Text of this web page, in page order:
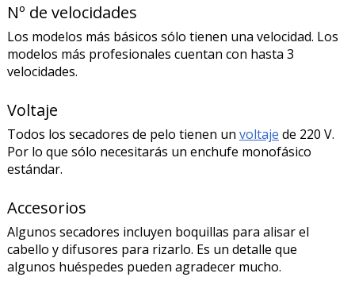
Nº de velocidades
Los modelos más básicos sólo tienen una velocidad. Los
modelos más profesionales cuentan con hasta 3
velocidades.
Voltaje
Todos los secadores de pelo tienen un voltaje de 220 V.
Por lo que sólo necesitarás un enchufe monofásico
estándar.
Accesorios
Algunos secadores incluyen boquillas para alisar el
cabello y difusores para rizarlo. Es un detalle que
algunos huéspedes pueden agradecer mucho.